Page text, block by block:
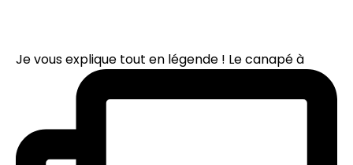
Je vous explique tout en légende ! Le canapé à